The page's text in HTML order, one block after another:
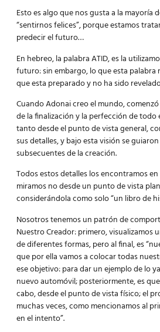
Esto es algo que nos gusta a la mayoría
“sentirnos felices”, porque estamos
predecir el futuro…
En hebreo, la palabra ATID, es la
futuro: sin embargo, lo que esta palabra
que esta preparado y no ha sido
Cuando Adonai creo el mundo,
de la finalización y la perfección de
tanto desde el punto de vista general,
sus detalles, y bajo esta visión se
subsecuentes de la creación.
Todos estos detalles los encontramos
miramos no desde un punto de vista
considerándola como solo “un libro de
Nosotros tenemos un patrón de
Nuestro Creador: primero, visualizamos
de diferentes formas, pero al final, es
que por ella vamos a colocar todas
ese objetivo: para dar un ejemplo de lo
nuevo automóvil; posteriormente, es
cabo, desde el punto de vista físico; el
muchas veces, como mencionamos al
en el intento”.